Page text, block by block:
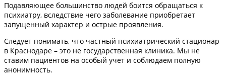
Подавляющее большинство людей боится обращаться к
психиатру, вследствие чего заболевание приобретает
запущенный характер и острые проявления.
Следует понимать, что частный психиатрический стационар
в Краснодаре – это не государственная клиника. Мы не
ставим пациентов на особый учет и соблюдаем полную
анонимность.